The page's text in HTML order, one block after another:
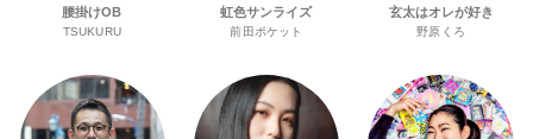
腰掛けOB
TSUKURU
虹色サンライズ
前田ポケット
玄太はオレが好き
野原くろ